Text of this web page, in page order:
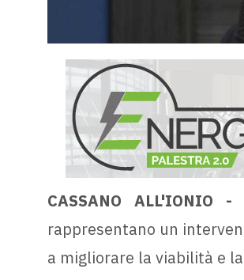
CASSANO ALL'IONIO -
rappresentano un
a migliorare la viabilità e